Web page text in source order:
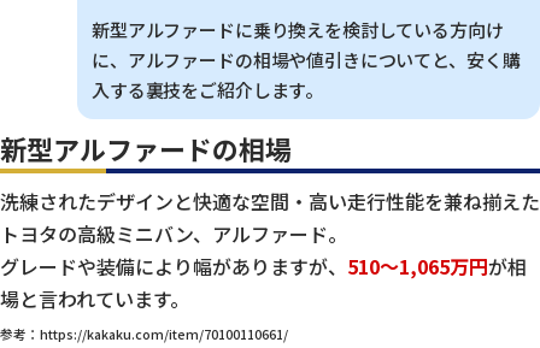
新型アルファードに乗り換えを検討している方向け
に、アルファードの相場や値引きについてと、安く購
入する裏技をご紹介します。
新型アルファードの相場
洗練されたデザインと快適な空間・高い走行性能を兼ね揃えた
トヨタの高級ミニバン、アルファード。
グレードや装備により幅がありますが、 510～1,065万円が相
場と言われています。
参考：https://kakaku.com/item/70100110661/